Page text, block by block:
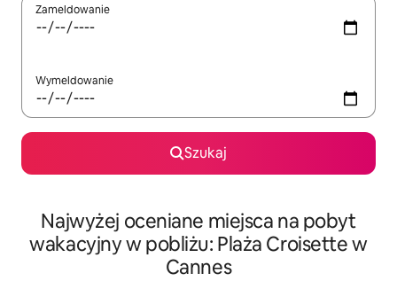
Zameldowanie
Wymeldowanie
Szukaj
Najwyżej oceniane miejsca na pobyt
wakacyjny w pobliżu: Plaża Croisette w
Cannes